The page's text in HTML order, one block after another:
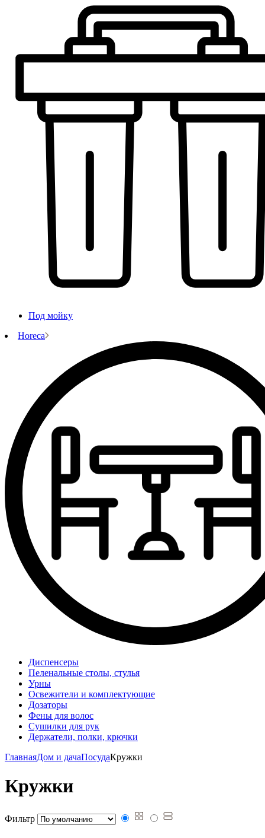
Под мойку
Horeca
Диспенсеры
Пеленальные столы, стулья
Урны
Освежители и комплектующие
Дозаторы
Фены для волос
Сушилки для рук
Держатели, полки, крючки
ГлавнаяДом и дачаПосудаКружки
Кружки
Фильтр